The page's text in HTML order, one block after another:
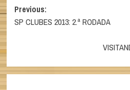
Post
navigation
Previous:
SP CLUBES 2013: 2.ª RODADA